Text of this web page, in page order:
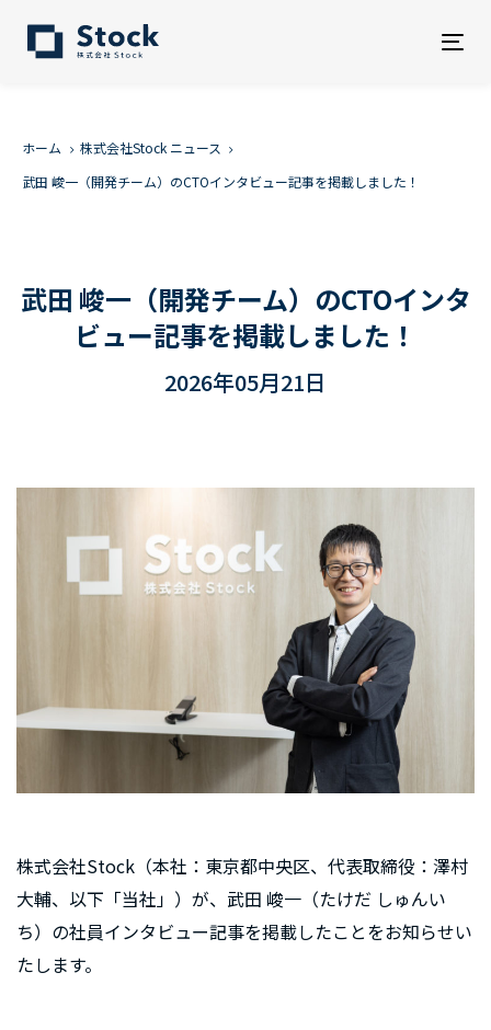
ホーム
株式会社Stock ニュース
武田 峻一（開発チーム）のCTOインタビュー記事を掲載しました！
武田 峻一（開発チーム）のCTOインタ
ビュー記事を掲載しました！
2026年05月21日
株式会社Stock（本社：東京都中央区、代表取締役：澤村
大輔、以下「当社」）が、武田 峻一（たけだ しゅんい
ち）の社員インタビュー記事を掲載したことをお知らせい
たします。